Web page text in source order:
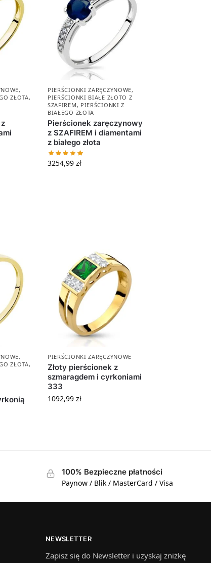
,
ZŁOTA,
PIERŚCIONKI ZARĘCZYNOWE,
PIERŚCIONKI BIAŁE ZŁOTO Z
SZAFIREM, PIERŚCIONKI Z
BIAŁEGO ZŁOTA
Pierścionek zaręczynowy
z SZAFIREM i diamentami
z białego złota
3254,99 zł
,
ZŁOTA,
PIERŚCIONKI ZARĘCZYNOWE
Złoty pierścionek z
szmaragdem i cyrkoniami
333
1092,99 zł
100% Bezpieczne płatności
Paynow / Blik / MasterCard / Visa
NEWSLETTER
Zapisz się do Newsletter i uzyskaj zniżkę